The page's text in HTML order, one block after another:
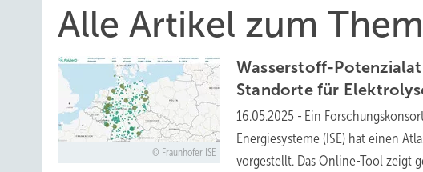
Alle Artikel zum
Fraunhofer ISE
Wasserstoff-
Standorte für
16.05.2025 - Ein
Energiesysteme (ISE) hat einen
vorgestellt. Das Online-Tool zeigt